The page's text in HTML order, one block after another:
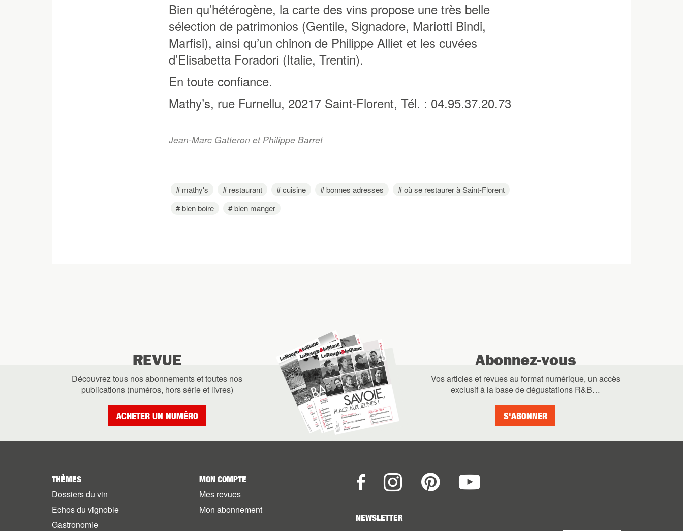
Bien qu’hétérogène, la carte des vins propose une très belle
sélection de patrimonios (Gentile, Signadore, Mariotti Bindi,
Marfisi), ainsi qu’un chinon de Philippe Alliet et les cuvées
d’Elisabetta Foradori (Italie, Trentin).
En toute confiance.
Mathy’s, rue Furnellu, 20217 Saint-Florent, Tél. : 04.95.37.20.73
Jean-Marc Gatteron et Philippe Barret
mathy's restaurant cuisine bonnes adresses
où se restaurer à Saint-Florent
bien boire
bien manger
REVUE
Découvrez tous nos abonnements et toutes nos
publications (numéros, hors série et livres)
ACHETER UN NUMÉRO
Abonnez-vous
Vos articles et revues au format numérique, un accès
exclusif à la base de dégustations R&B…
S'ABONNER
THÈMES
Dossiers du vin
Echos du vignoble
Gastronomie
MON COMPTE
Mes revues
Mon abonnement
NEWSLETTER